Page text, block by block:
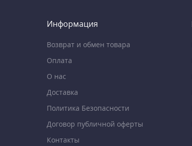
Информация
Возврат и обмен товара
Оплата
О нас
Доставка
Политика Безопасности
Договор публичной оферты
Контакты